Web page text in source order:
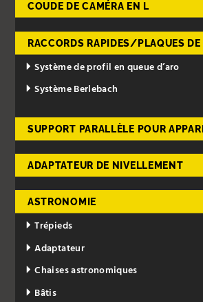
COUDE DE CAMÉRA EN L
RACCORDS RAPIDES/PLAQUES DE
Système de profil en queue d’aro
Système Berlebach
SUPPORT PARALLÈLE POUR
ADAPTATEUR DE NIVELLEMENT
ASTRONOMIE
Trépieds
Adaptateur
Chaises astronomiques
Bâtis